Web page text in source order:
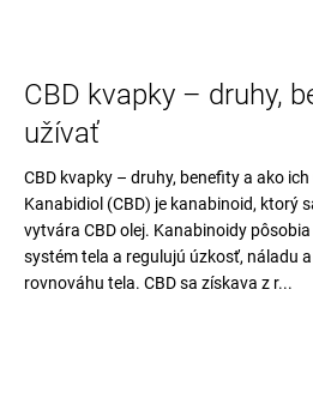
CBD kvapky – druhy,
užívať
CBD kvapky – druhy, benefity a ako
Kanabidiol (CBD) je kanabinoid, ktorý
vytvára CBD olej. Kanabinoidy
systém tela a regulujú úzkosť, náladu
rovnováhu tela. CBD sa získava z r...